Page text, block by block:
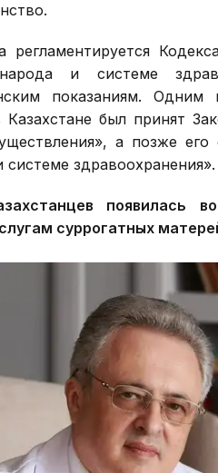
регламентируется
и системе
показаниям. Одним
был принят
а позже
здравоохранения».
появилась
суррогатных